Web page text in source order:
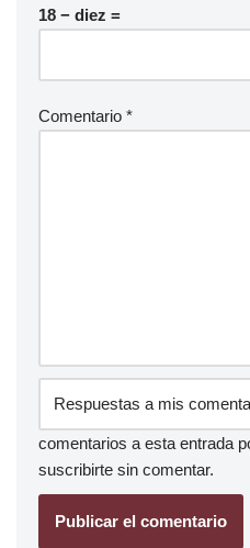
18 − diez =
Comentario *
comentarios a esta entrada
suscribirte sin comentar.